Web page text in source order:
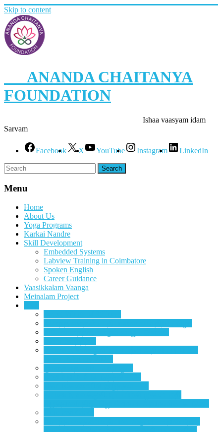
Skip to content
ANANDA CHAITANYA
FOUNDATION
Ishaa vaasyam idam
Sarvam
Facebook X YouTube Instagram LinkedIn
Menu
Home
About Us
Yoga Programs
Karkai Nandre
Skill Development
Embedded Systems
Labview Training in Coimbatore
Spoken English
Career Guidance
Vaasikkalam Vaanga
Meinalam Project